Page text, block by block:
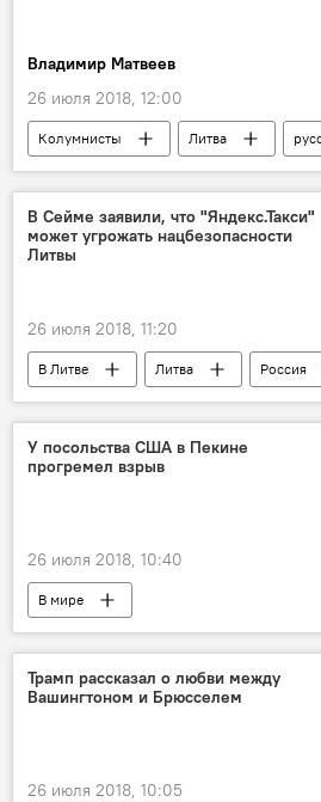
Владимир Матвеев
26 июля 2018, 12:00
Колумнисты Литва
проблемы нацменьшинств
нацменьшинства в странах Балтии
В Сейме заявили, что "Яндекс.Такси"
может угрожать нацбезопасности
Литвы
26 июля 2018, 11:20
В Литве Литва
Россия
"Яндекс.Такси"
У посольства США в Пекине
прогремел взрыв
26 июля 2018, 10:40
В мире
Трамп рассказал о любви между
Вашингтоном и Брюсселем
26 июля 2018, 10:05